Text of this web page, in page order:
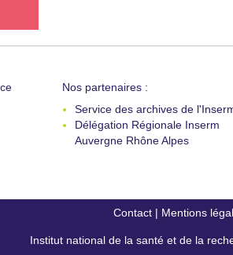
Nos partenaires :
Service des archives de
Délégation Régionale Inserm
Auvergne Rhône Alpes
Contact| Mentions
Institut national de la santé et de la